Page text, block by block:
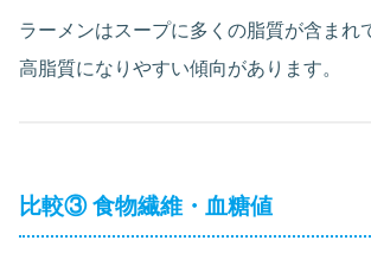
ラーメンはスープに多くの脂質が含まれ
高脂質になりやすい傾向があります。
比較③ 食物繊維・血糖値